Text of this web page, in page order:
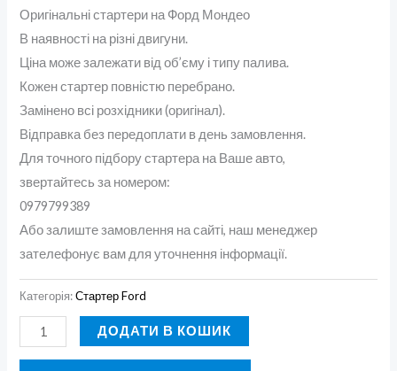
Оригінальні стартери на Форд Мондео
В наявності на різні двигуни.
Ціна може залежати від об’єму і типу палива.
Кожен стартер повністю перебрано.
Замінено всі розхідники (оригінал).
Відправка без передоплати в день замовлення.
Для точного підбору стартера на Ваше авто,
звертайтесь за номером:
0979799389
Або залиште замовлення на сайті, наш менеджер
зателефонує вам для уточнення інформації.
Категорія:Стартер Ford
ДОДАТИ В КОШИК